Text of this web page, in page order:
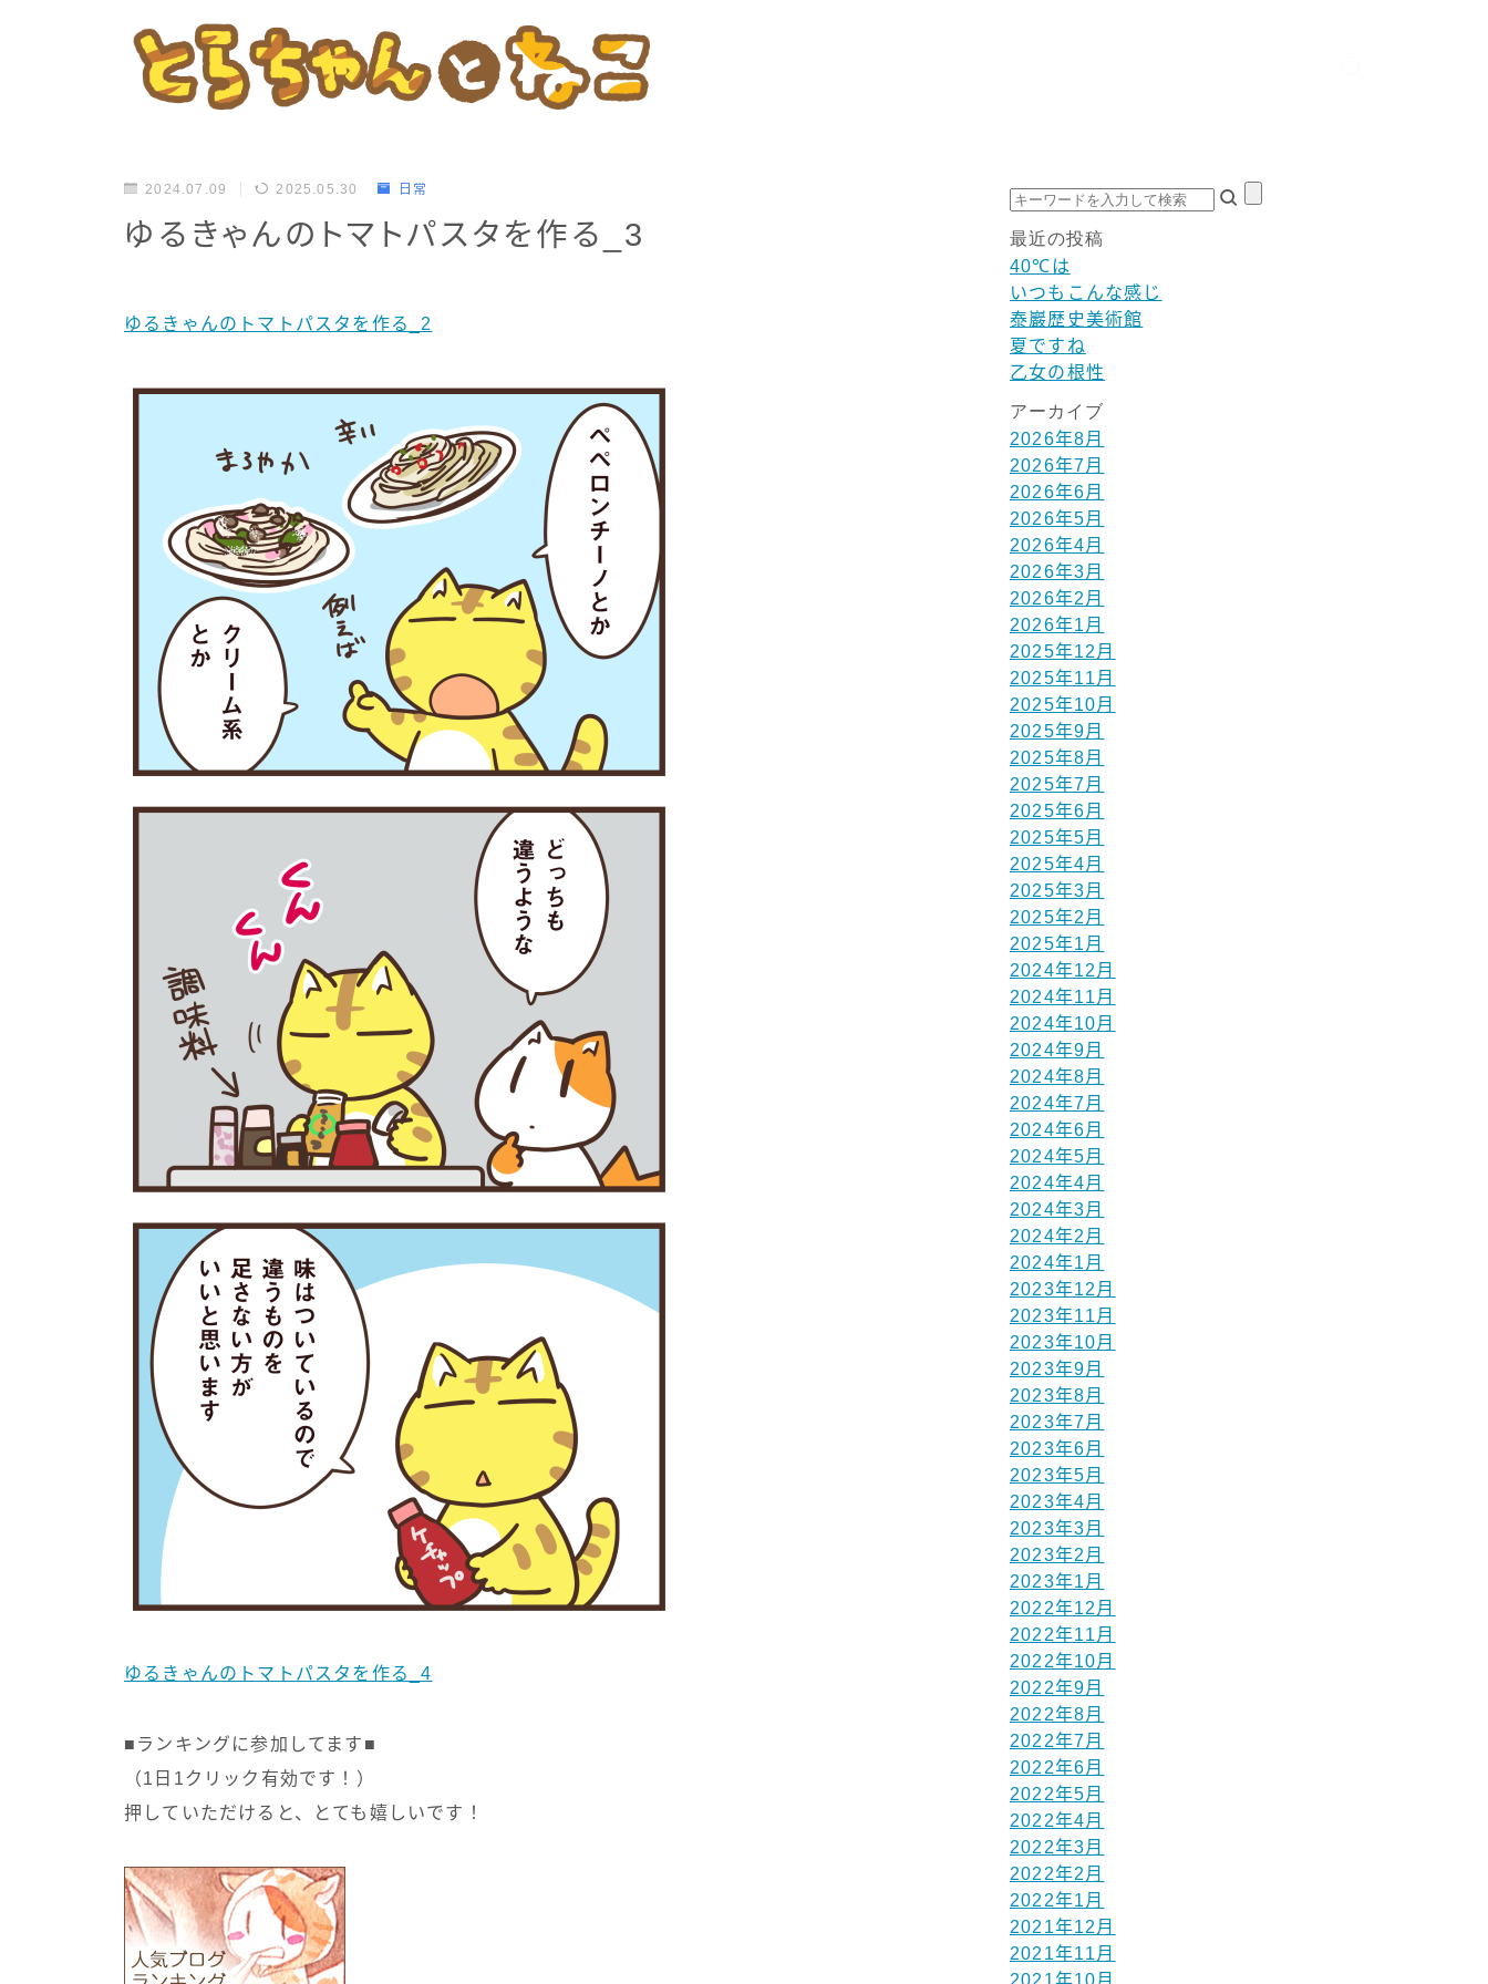
2024.07.09 2025.05.30 日常
ゆるきゃんのトマトパスタを作る_3
ゆるきゃんのトマトパスタを作る_2
ゆるきゃんのトマトパスタを作る_4
■ランキングに参加してます■
（1日1クリック有効です！）
押していただけると、とても嬉しいです！
最近の投稿
40℃は
いつもこんな感じ
泰巖歴史美術館
夏ですね
乙女の根性
アーカイブ
2026年8月
2026年7月
2026年6月
2026年5月
2026年4月
2026年3月
2026年2月
2026年1月
2025年12月
2025年11月
2025年10月
2025年9月
2025年8月
2025年7月
2025年6月
2025年5月
2025年4月
2025年3月
2025年2月
2025年1月
2024年12月
2024年11月
2024年10月
2024年9月
2024年8月
2024年7月
2024年6月
2024年5月
2024年4月
2024年3月
2024年2月
2024年1月
2023年12月
2023年11月
2023年10月
2023年9月
2023年8月
2023年7月
2023年6月
2023年5月
2023年4月
2023年3月
2023年2月
2023年1月
2022年12月
2022年11月
2022年10月
2022年9月
2022年8月
2022年7月
2022年6月
2022年5月
2022年4月
2022年3月
2022年2月
2022年1月
2021年12月
2021年11月
2021年10月